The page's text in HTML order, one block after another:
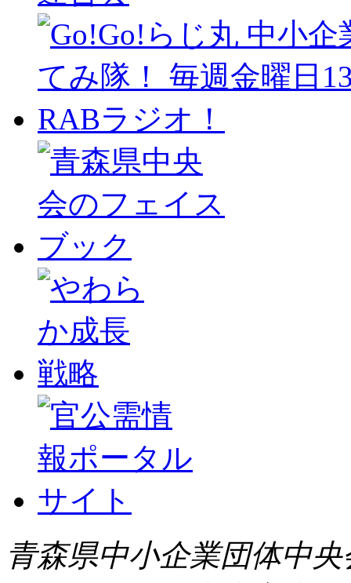
青森県中小企業団体中